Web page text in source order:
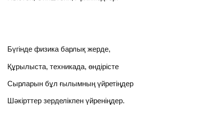
Бүгінде физика барлық жерде,
Құрылыста, техникада, өндірісте
Сырларын бұл ғылымның үйретіңдер
Шәкірттер зерделікпен үйреніңдер.